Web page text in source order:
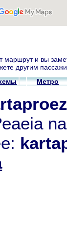
маршрут и вы
другим
Метро